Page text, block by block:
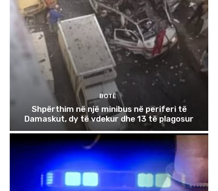
BOTË
Shpërthim në një minibus në periferi të
Damaskut, dy të vdekur dhe 13 të plagosur